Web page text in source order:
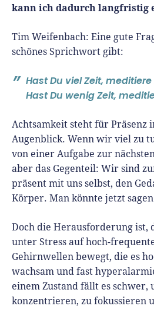
kann ich dadurch langfristig
Tim Weifenbach: Eine gute
schönes Sprichwort gibt:
Hast Du viel Zeit,
Hast Du wenig Zeit,
Achtsamkeit steht für Präsenz
Augenblick. Wenn wir viel zu
von einer Aufgabe zur
aber das Gegenteil: Wir sind
präsent mit uns selbst, den
Körper. Man könnte jetzt
Doch die Herausforderung ist,
unter Stress auf hoch-
Gehirnwellen bewegt, die es
wachsam und fast
einem Zustand fällt es schwer,
konzentrieren, zu fokussieren